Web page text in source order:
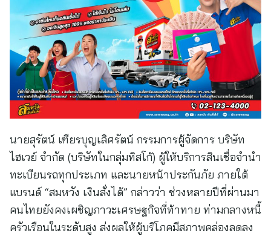
นายสุรัตน์ เฑียรบุญเลิศรัตน์ กรรมการผู้จัดการ บริษัท
ไฮเวย์ จำกัด (บริษัทในกลุ่มทิสโก้) ผู้ให้บริการสินเชื่อจำนำ
ทะเบียนรถทุกประเภท และนายหน้าประกันภัย ภายใต้
แบรนด์ “สมหวัง เงินสั่งได้” กล่าวว่า ช่วงหลายปีที่ผ่านมา
คนไทยยังคงเผชิญภาวะเศรษฐกิจที่ท้าทาย ท่ามกลางหนี้
ครัวเรือนในระดับสูง ส่งผลให้ผู้บริโภคมีสภาพคล่องลดลง